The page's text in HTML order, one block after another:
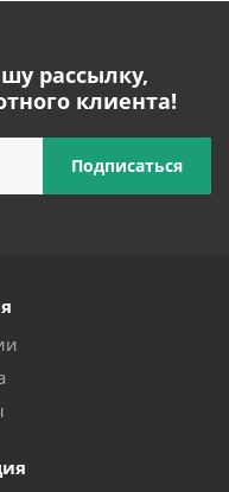
рассылку,
клиента!